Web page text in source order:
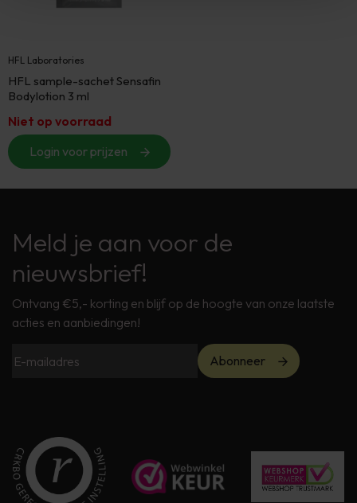
HFL Laboratories
HFL sample-sachet Sensafin
Bodylotion 3 ml
Niet op voorraad
Login voor prijzen
Meld je aan voor de
nieuwsbrief!
Ontvang €5,- korting en blijf op de hoogte van onze laatste
acties en aanbiedingen!
Abonneer